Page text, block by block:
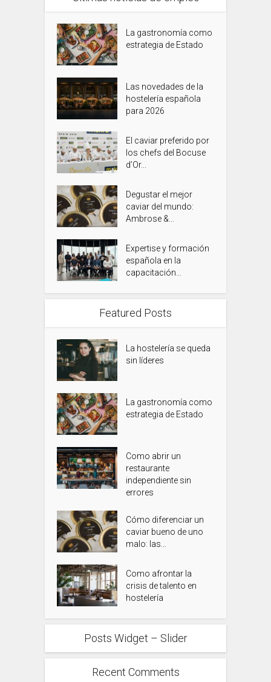
La gastronomía como
estrategia de Estado
Las novedades de la
hostelería española
para 2026
El caviar preferido por
los chefs del Bocuse
d’Or...
Degustar el mejor
caviar del mundo:
Ambrose &...
Expertise y formación
española en la
capacitación...
Featured Posts
La hostelería se queda
sin líderes
La gastronomía como
estrategia de Estado
Como abrir un
restaurante
independiente sin
errores
Cómo diferenciar un
caviar bueno de uno
malo: las...
Como afrontar la
crisis de talento en
hostelería
Posts Widget – Slider
Recent Comments